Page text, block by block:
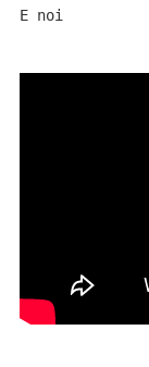
E noi